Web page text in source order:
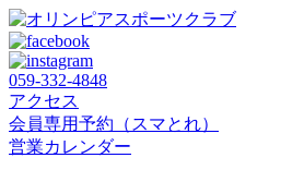
059‐332‐4848
アクセス
会員専用予約（スマとれ）
営業カレンダー